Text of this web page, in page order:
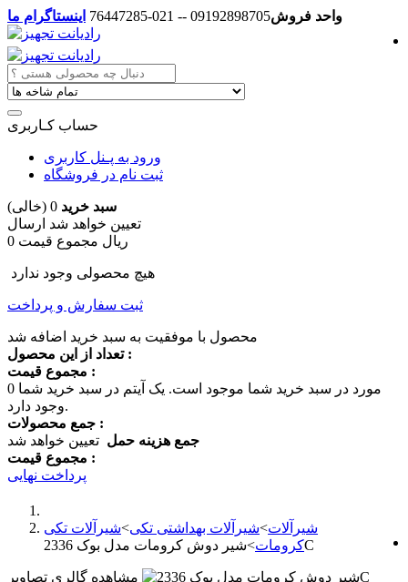
واحد فروش09192898705 -- 021-76447285 اینستاگرام ما
حساب کـاربری
ورود به پـنل کاربری
ثبت نام در فروشگاه
سبد خرید 0 (خالی)
تعیین خواهد شد ارسال
0 ریال مجموع قیمت
هیچ محصولی وجود ندارد
ثبت سفارش و پرداخت
محصول با موفقیت به سبد خرید اضافه شد
تعداد از این محصول :
مجموع قیمت :
0
مورد در سبد خرید شما موجود است. یک آیتم در سبد خرید شما
وجود دارد.
جمع محصولات :
جمع هزینه حمل تعیین خواهد شد
مجموع قیمت :
پرداخت نهایی
شیرآلات>شیرآلات بهداشتی تکی>شیرآلات تکی
کرومات> شیر دوش کرومات مدل بوک 2336C
مشاهده گالری تصاویر